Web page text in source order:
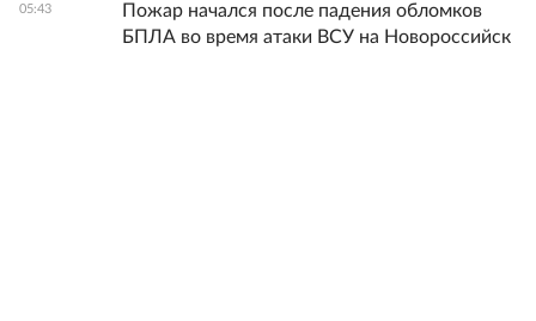
05:43
Пожар начался после падения обломков
БПЛА во время атаки ВСУ на Новороссийск